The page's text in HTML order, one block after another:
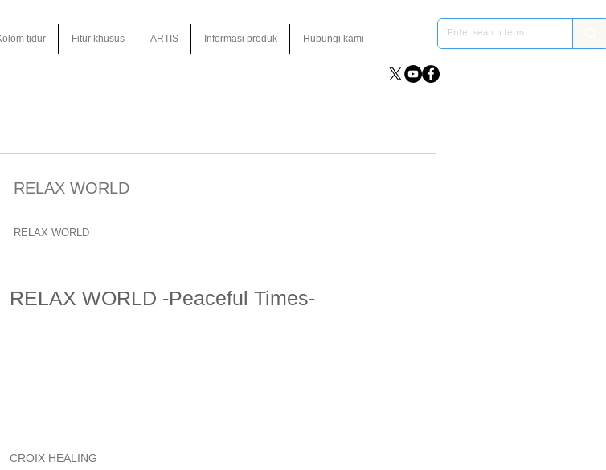
tidur Fitur khusus ARTIS Informasi produk Hubungi kami
RELAX WORLD
RELAX WORLD
RELAX WORLD -Peaceful Times-
CROIX HEALING